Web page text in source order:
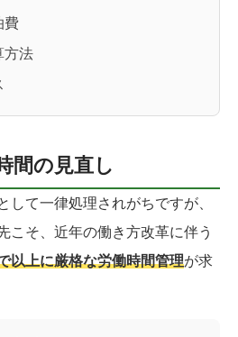
費
方法
間の見直し
して一律処理されがちですが、
こそ、近年の働き方改革に伴う
以上に厳格な労働時間管理が求